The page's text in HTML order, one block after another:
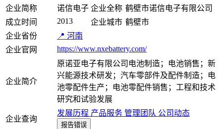
企业简称 诺信电子 企业全称 鹤壁市诺信电子有限公司
成立时间
2013 企业城市 鹤壁市
企业省份
📍 河南
企业官网
https://www.nxebattery.com/
企业简介
原诺亚电子有限公司电池制造；电池销售；新
兴能源技术研发；汽车零部件及配件制造；电
池零配件生产；电池零配件销售；工程和技术
研究和试验发展
企业查询
发展历程 产品服务 管理团队 公司动态
报告错误